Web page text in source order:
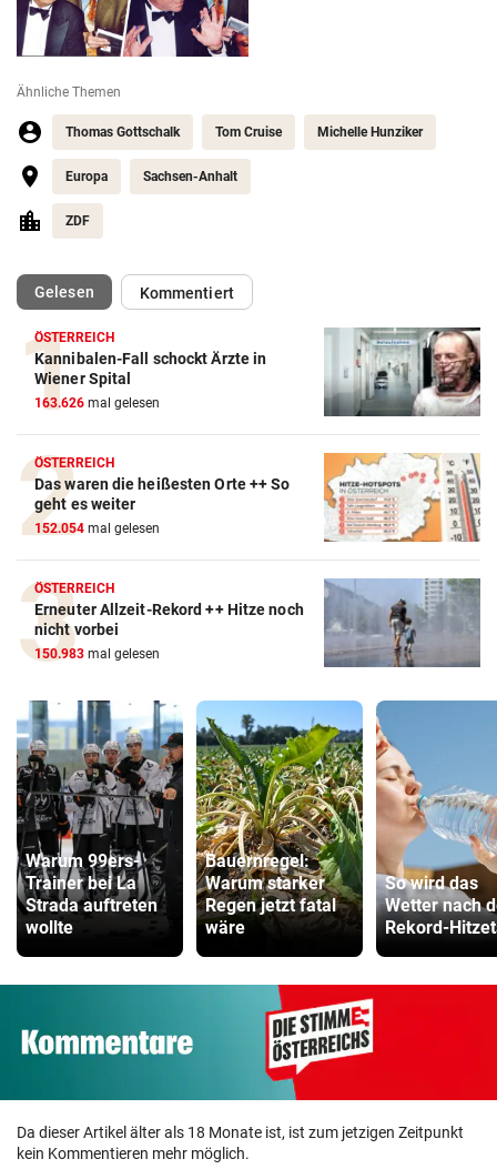
Ähnliche Themen
Thomas Gottschalk Tom Cruise Michelle Hunziker
Europa Sachsen-Anhalt
ZDF
Gelesen(ausgewählt)Kommentiert
ÖSTERREICH
Kannibalen-Fall schockt Ärzte in
Wiener Spital
163.626 mal gelesen
ÖSTERREICH
Das waren die heißesten Orte ++ So
geht es weiter
152.054 mal gelesen
ÖSTERREICH
Erneuter Allzeit-Rekord ++ Hitze noch
nicht vorbei
150.983 mal gelesen
Warum 99ers-
Trainer bei La
Strada auftreten
wollte
Bauernregel:
Warum starker
Regen jetzt fatal
wäre
So wird das
Wetter nach
Rekord-
Da dieser Artikel älter als 18 Monate ist, ist zum jetzigen Zeitpunkt
kein Kommentieren mehr möglich.